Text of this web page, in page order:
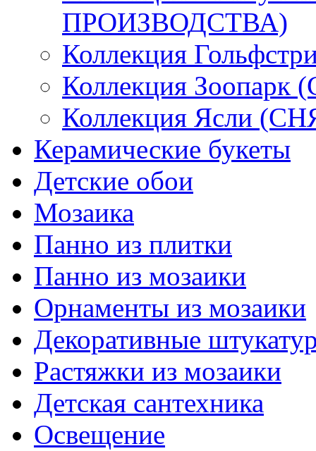
ПРОИЗВОДСТВА)
Коллекция
Коллекция
Коллекция Ясли
Керамические букеты
Детские обои
Мозаика
Панно из плитки
Панно из мозаики
Орнаменты из мозаики
Декоративные
Растяжки из мозаики
Детская сантехника
Освещение